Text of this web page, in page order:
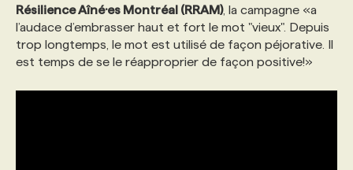
Résilience Aîné·es Montréal (RRAM), la campagne «a
l’audace d’embrasser haut et fort le mot "vieux". Depuis
trop longtemps, le mot est utilisé de façon péjorative. Il
est temps de se le réapproprier de façon positive!»